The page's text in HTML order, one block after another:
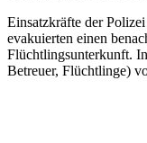
Einsatzkräfte der
evakuierten einen
Flüchtlingsunterkunft.
Betreuer, Flüchtlinge)